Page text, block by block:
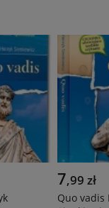
7,99 zł
Quo vadis